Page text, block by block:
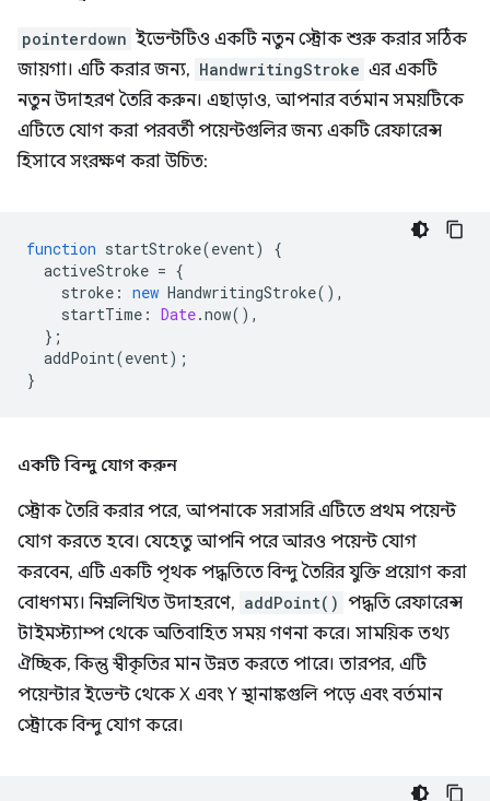
pointerdown ইভেন্টটিও একটি নতুন স্ট্রোক শুরু করার সঠিক
জায়গা। এটি করার জন্য, HandwritingStroke এর একটি
নতুন উদাহরণ তৈরি করুন। এছাড়াও, আপনার বর্তমান সময়টিকে
এটিতে যোগ করা পরবর্তী পয়েন্টগুলির জন্য একটি রেফারেন্স
হিসাবে সংরক্ষণ করা উচিত:
function startStroke(event)
{
activeStroke = {
stroke : new HandwritingStroke(),
startTime : Date.now(),
};
addPoint(event);
}
একটি বিন্দু যোগ করুন
স্ট্রোক তৈরি করার পরে, আপনাকে সরাসরি এটিতে প্রথম পয়েন্ট
যোগ করতে হবে। যেহেতু আপনি পরে আরও পয়েন্ট যোগ
করবেন, এটি একটি পৃথক পদ্ধতিতে বিন্দু তৈরির যুক্তি প্রয়োগ করা
বোধগম্য। নিম্নলিখিত উদাহরণে, addPoint() পদ্ধতি রেফারেন্স
টাইমস্ট্যাম্প থেকে অতিবাহিত সময় গণনা করে। সাময়িক তথ্য
ঐচ্ছিক, কিন্তু স্বীকৃতির মান উন্নত করতে পারে। তারপর, এটি
পয়েন্টার ইভেন্ট থেকে X এবং Y স্থানাঙ্কগুলি পড়ে এবং বর্তমান
স্ট্রোকে বিন্দু যোগ করে।